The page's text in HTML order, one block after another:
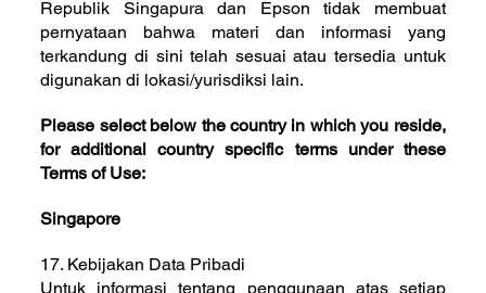
Republik Singapura dan Epson tidak membuat
pernyataan bahwa materi dan informasi yang
terkandung di sini telah sesuai atau tersedia untuk
digunakan di lokasi/yurisdiksi lain.
Please select below the country in which you reside,
for additional country specific terms under these
Terms of Use:
Singapore
17. Kebijakan Data Pribadi
Untuk informasi tentang penggunaan atas setiap